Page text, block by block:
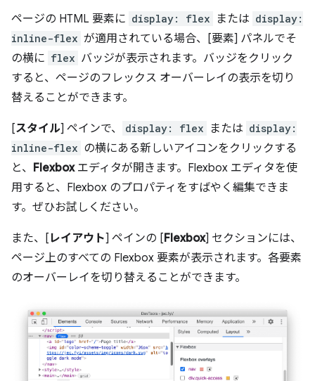
ページの HTML 要素に display: flex または display:
inline-flex が適用されている場合、[要素] パネルでそ
の横に flex バッジが表示されます。バッジをクリック
すると、ページのフレックス オーバーレイの表示を切り
替えることができます。
[スタイル] ペインで、 display: flex または display:
inline-flex の横にある新しいアイコンをクリックする
と、 Flexboxエディタが開きます。Flexbox エディタを使
用すると、Flexbox のプロパティをすばやく編集できま
す。ぜひお試しください。
また、[ レイアウト] ペインの [Flexbox] セクションには、
ページ上のすべての Flexbox 要素が表示されます。各要素
のオーバーレイを切り替えることができます。